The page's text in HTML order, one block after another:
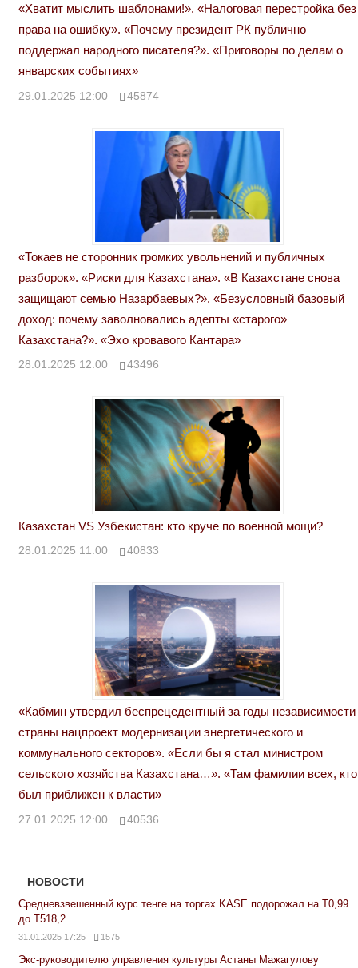
«Хватит мыслить шаблонами!». «Налоговая перестройка без
права на ошибку». «Почему президент РК публично
поддержал народного писателя?». «Приговоры по делам о
январских событиях»
29.01.2025 12:00 45874
«Токаев не сторонник громких увольнений и публичных
разборок». «Риски для Казахстана». «В Казахстане снова
защищают семью Назарбаевых?». «Безусловный базовый
доход: почему заволновались адепты «старого»
Казахстана?». «Эхо кровавого Кантара»
28.01.2025 12:00 43496
Казахстан VS Узбекистан: кто круче по военной мощи?
28.01.2025 11:00 40833
«Кабмин утвердил беспрецедентный за годы независимости
страны нацпроект модернизации энергетического и
коммунального секторов». «Если бы я стал министром
сельского хозяйства Казахстана…». «Там фамилии всех, кто
был приближен к власти»
27.01.2025 12:00 40536
НОВОСТИ
Средневзвешенный курс тенге на торгах KASE подорожал на Т0,99
до Т518,2
31.01.2025 17:25 1575
Экс-руководителю управления культуры Астаны Мажагулову